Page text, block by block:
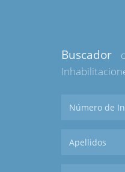
Buscador